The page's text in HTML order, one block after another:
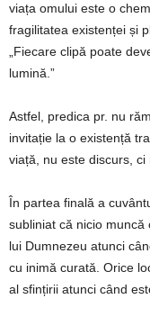
viața omului este o
fragilitatea existenței și
„Fiecare clipă poate
lumină.”
Astfel, predica pr. nu
invitație la o existență
viață, nu este discurs, ci
În partea finală a
subliniat că nicio
lui Dumnezeu atunci
cu inimă curată. Orice
al sfințirii atunci când